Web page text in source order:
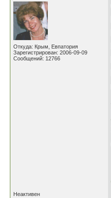
Откуда: Крым, Евпатория
Зарегистрирован: 2006-09-09
Сообщений: 12766
Неактивен